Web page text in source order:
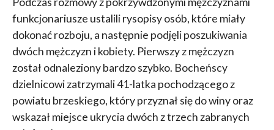
funkcjonariusze ustalili rysopisy osób, które miały
dokonać rozboju, a następnie podjęli poszukiwania
dwóch mężczyzn i kobiety. Pierwszy z mężczyzn
został odnaleziony bardzo szybko. Bocheńscy
dzielnicowi zatrzymali 41-latka pochodzącego z
powiatu brzeskiego, który przyznał się do winy oraz
wskazał miejsce ukrycia dwóch z trzech zabranych